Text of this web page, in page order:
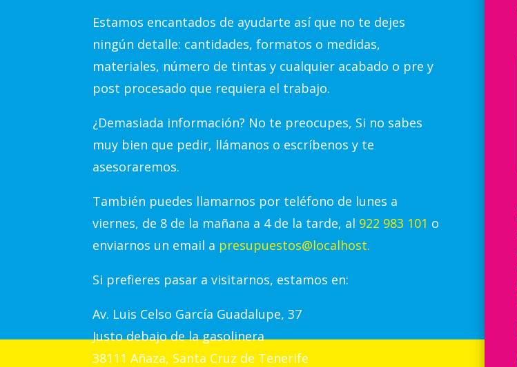
Estamos encantados de ayudarte así que no te dejes
ningún detalle: cantidades, formatos o medidas,
materiales, número de tintas y cualquier acabado o pre y
post procesado que requiera el trabajo.
¿Demasiada información? No te preocupes, Si no sabes
muy bien que pedir, llámanos o escríbenos y te
asesoraremos.
También puedes llamarnos por teléfono de lunes a
viernes, de 8 de la mañana a 4 de la tarde, al 922 983 101 o
enviarnos un email a presupuestos@localhost.
Si prefieres pasar a visitarnos, estamos en:
Av. Luis Celso García Guadalupe, 37
Justo debajo de la gasolinera
38111 Añaza, Santa Cruz de Tenerife